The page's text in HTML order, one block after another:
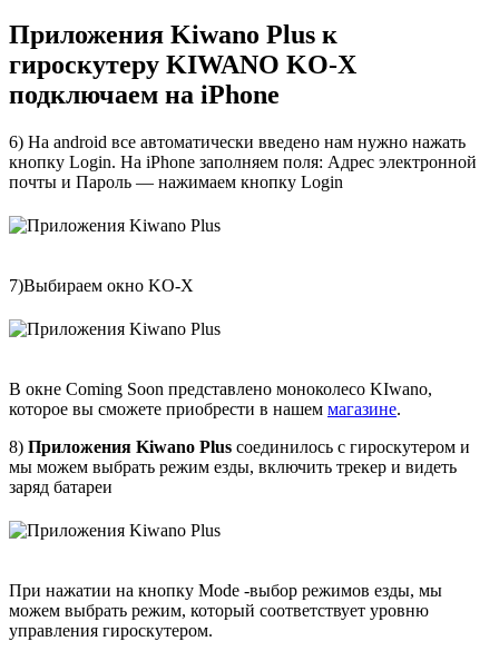
Приложения Kiwano Plus к
гироскутеру KIWANO KO-X
подключаем на iPhone
6) На android все автоматически введено нам нужно нажать
кнопку Login. На iPhone заполняем поля: Адрес электронной
почты и Пароль — нажимаем кнопку Login
7)Выбираем окно KO-X
В окне Coming Soon представлено моноколесо KIwano,
которое вы сможете приобрести в нашем магазине.
8) Приложения Kiwano Plus соединилось с гироскутером и
мы можем выбрать режим езды, включить трекер и видеть
заряд батареи
При нажатии на кнопку Моde -выбор режимов езды, мы
можем выбрать режим, который соответствует уровню
управления гироскутером.